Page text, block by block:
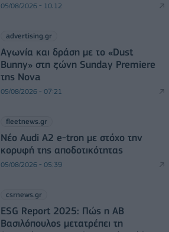
05/08/2026 - 10:12
advertising.gr
Αγωνία και δράση με το «Dust
Bunny» στη ζώνη Sunday Premiere
της Nova
05/08/2026 - 07:21
fleetnews.gr
Νέο Audi A2 e-tron με στόχο την
κορυφή της αποδοτικότητας
05/08/2026 - 05:39
csrnews.gr
ESG Report 2025: Πώς η ΑΒ
Βασιλόπουλος μετατρέπει τη